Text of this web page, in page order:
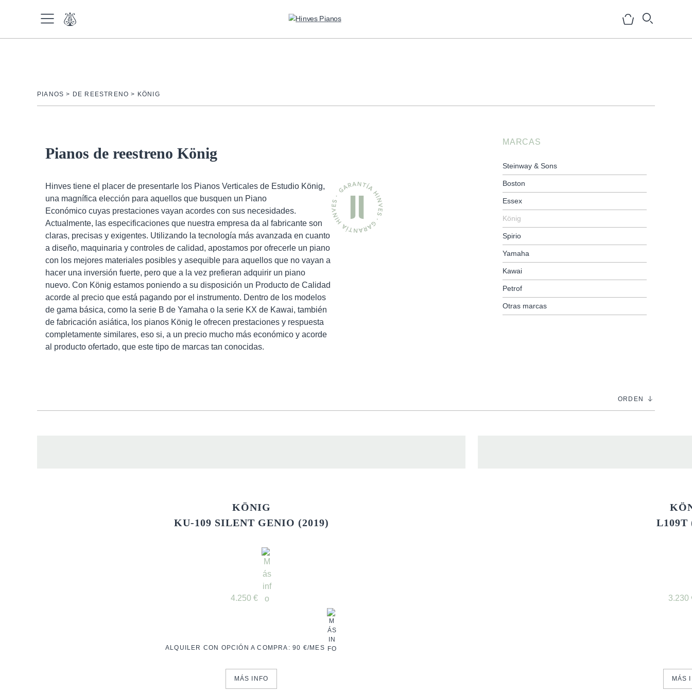
PIANOS
OUTLET
ALQUILER CON OPCIÓN A
COMPRA
MARCAS
SISTEMA SILENT
RESTAURACIÓN
MEDIOS
SHOWROOMS
BLOG
PIANOS > DE REESTRENO > KÖNIG
Pianos de reestreno König
Hinves tiene el placer de presentarle los Pianos Verticales de Estudio König,
una magnífica elección para aquellos que busquen un Piano
Económico cuyas prestaciones vayan acordes con sus necesidades.
Actualmente, las especificaciones que nuestra empresa da al fabricante son
claras, precisas y exigentes. Utilizando la tecnología más avanzada en cuanto
a diseño, maquinaria y controles de calidad, apostamos por ofrecerle un piano
con los mejores materiales posibles y asequible para aquellos que no vayan a
hacer una inversión fuerte, pero que a la vez prefieran adquirir un piano
nuevo. Con König estamos poniendo a su disposición un Producto de Calidad
acorde al precio que está pagando por el instrumento. Dentro de los modelos
de gama básica, como la serie B de Yamaha o la serie KX de Kawai, también
de fabricación asiática, los pianos König le ofrecen prestaciones y respuesta
completamente similares, eso si, a un precio mucho más económico y acorde
al producto ofertado, que este tipo de marcas tan conocidas.
MARCAS
Steinway & Sons
Boston
Essex
König
Spirio
Yamaha
Kawai
Petrof
Otras marcas
ORDEN
KÖNIG
KU-109 SILENT GENIO (2019)
4.250 €
ALQUILER CON OPCIÓN A COMPRA: 90 €/MES
MÁS INFO
L109T
3.230
MÁS